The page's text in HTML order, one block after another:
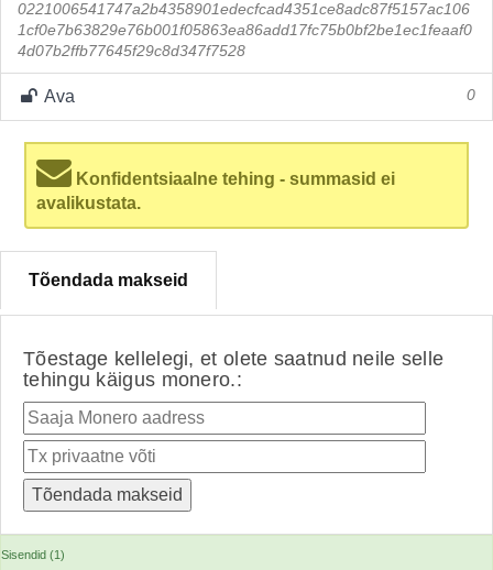
0221006541747a2b4358901edecfcad4351ce8adc87f5157ac106
1cf0e7b63829e76b001f05863ea86add17fc75b0bf2be1ec1feaaf0
4d07b2ffb77645f29c8d347f7528
Ava 0
Konfidentsiaalne tehing - summasid ei
avalikustata.
Tõendada makseid
Tõestage kellelegi, et olete saatnud neile selle
tehingu käigus monero.:
Sisendid (1)